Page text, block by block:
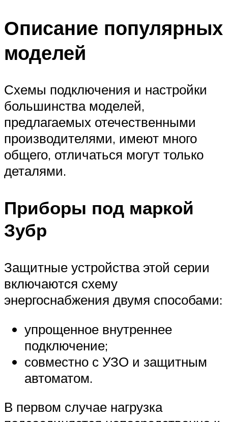
Описание популярных
моделей
Схемы подключения и настройки
большинства моделей,
предлагаемых отечественными
производителями, имеют много
общего, отличаться могут только
деталями.
Приборы под маркой
Зубр
Защитные устройства этой серии
включаются схему
энергоснабжения двумя способами:
упрощенное внутреннее
подключение;
совместно с УЗО и защитным
автоматом.
В первом случае нагрузка